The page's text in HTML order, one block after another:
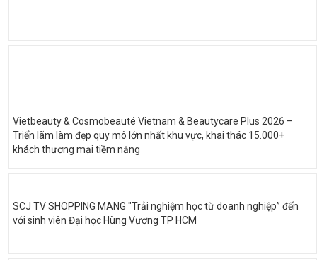
Vietbeauty & Cosmobeauté Vietnam & Beautycare Plus 2026 –
Triển lãm làm đẹp quy mô lớn nhất khu vực, khai thác 15.000+
khách thương mại tiềm năng
SCJ TV SHOPPING MANG "Trải nghiệm học từ doanh nghiệp” đến
với sinh viên Đại học Hùng Vương TP HCM